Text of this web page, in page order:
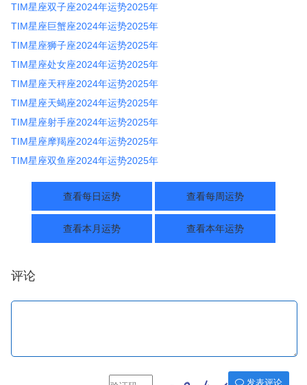
TIM星座双子座2024年运势2025年
TIM星座巨蟹座2024年运势2025年
TIM星座狮子座2024年运势2025年
TIM星座处女座2024年运势2025年
TIM星座天秤座2024年运势2025年
TIM星座天蝎座2024年运势2025年
TIM星座射手座2024年运势2025年
TIM星座摩羯座2024年运势2025年
TIM星座双鱼座2024年运势2025年
查看每日运势 查看每周运势
查看本月运势 查看本年运势
评论
发表评论